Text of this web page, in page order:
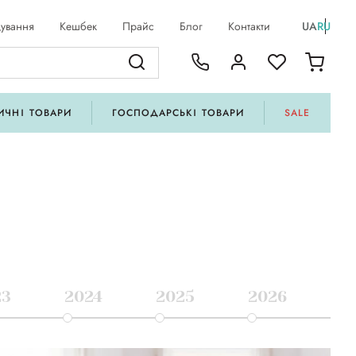
Кешбек Прайс Блог Контакти UARU
ТОВАРИ ГОСПОДАРСЬКІ ТОВАРИ SALE
2024 2025 2026